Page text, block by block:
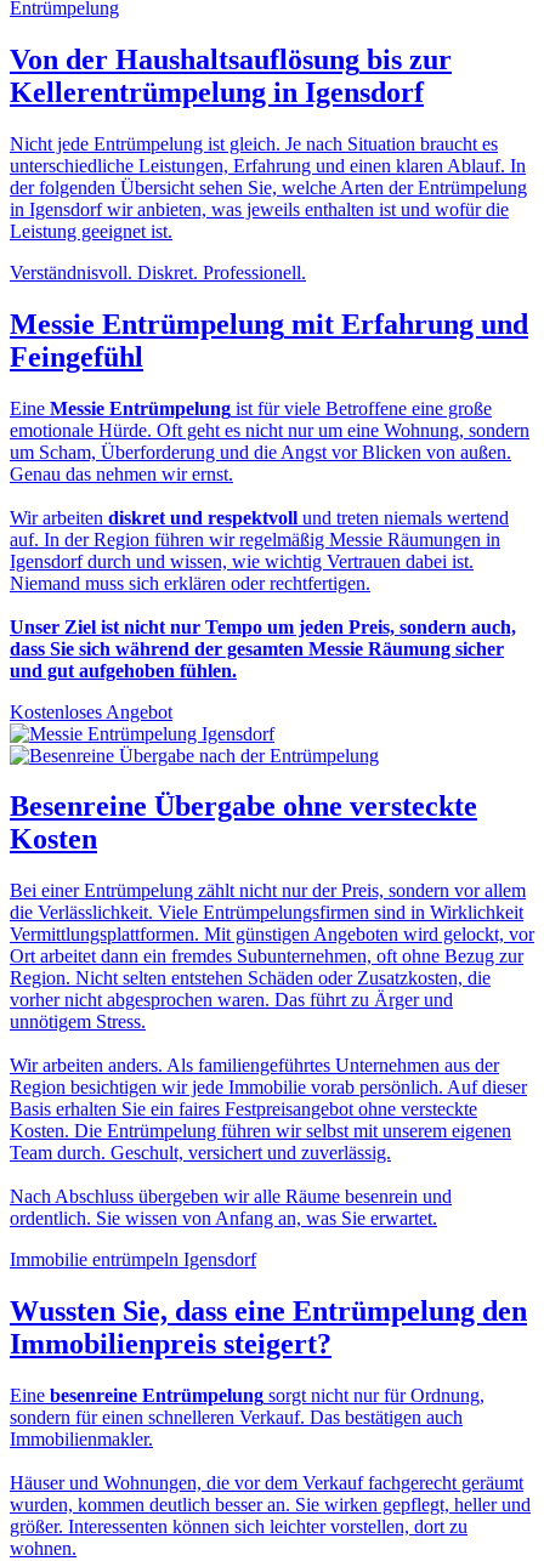
Von der Haushaltsauflösung bis zur
Kellerentrümpelung in Igensdorf
Nicht jede Entrümpelung ist gleich. Je nach Situation braucht es
unterschiedliche Leistungen, Erfahrung und einen klaren Ablauf. In
der folgenden Übersicht sehen Sie, welche Arten der Entrümpelung
in Igensdorf wir anbieten, was jeweils enthalten ist und wofür die
Leistung geeignet ist.
Verständnisvoll. Diskret. Professionell.
Messie Entrümpelung mit Erfahrung und
Feingefühl
Eine Messie Entrümpelung ist für viele Betroffene eine große
emotionale Hürde. Oft geht es nicht nur um eine Wohnung, sondern
um Scham, Überforderung und die Angst vor Blicken von außen.
Genau das nehmen wir ernst.
Wir arbeiten diskret und respektvoll und treten niemals wertend
auf. In der Region führen wir regelmäßig Messie Räumungen in
Igensdorf durch und wissen, wie wichtig Vertrauen dabei ist.
Niemand muss sich erklären oder rechtfertigen.
Unser Ziel ist nicht nur Tempo um jeden Preis, sondern auch,
dass Sie sich während der gesamten Messie Räumung sicher
und gut aufgehoben fühlen.
Kostenloses Angebot
Besenreine Übergabe ohne versteckte
Kosten
Bei einer Entrümpelung zählt nicht nur der Preis, sondern vor allem
die Verlässlichkeit. Viele Entrümpelungsfirmen sind in Wirklichkeit
Vermittlungsplattformen. Mit günstigen Angeboten wird gelockt, vor
Ort arbeitet dann ein fremdes Subunternehmen, oft ohne Bezug zur
Region. Nicht selten entstehen Schäden oder Zusatzkosten, die
vorher nicht abgesprochen waren. Das führt zu Ärger und
unnötigem Stress.
Wir arbeiten anders. Als familiengeführtes Unternehmen aus der
Region besichtigen wir jede Immobilie vorab persönlich. Auf dieser
Basis erhalten Sie ein faires Festpreisangebot ohne versteckte
Kosten. Die Entrümpelung führen wir selbst mit unserem eigenen
Team durch. Geschult, versichert und zuverlässig.
Nach Abschluss übergeben wir alle Räume besenrein und
ordentlich. Sie wissen von Anfang an, was Sie erwartet.
Immobilie entrümpeln Igensdorf
Wussten Sie, dass eine Entrümpelung den
Immobilienpreis steigert?
Eine besenreine Entrümpelung sorgt nicht nur für Ordnung,
sondern für einen schnelleren Verkauf. Das bestätigen auch
Immobilienmakler.
Häuser und Wohnungen, die vor dem Verkauf fachgerecht geräumt
wurden, kommen deutlich besser an. Sie wirken gepflegt, heller und
größer. Interessenten können sich leichter vorstellen, dort zu
wohnen.